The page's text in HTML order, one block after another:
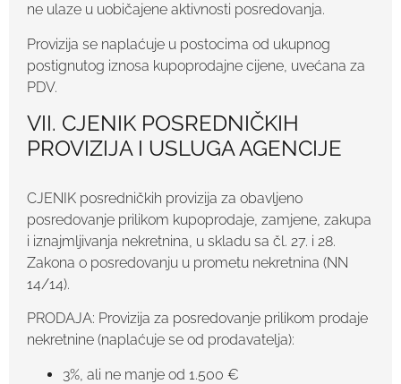
ne ulaze u uobičajene aktivnosti posredovanja.
Provizija se naplaćuje u postocima od ukupnog
postignutog iznosa kupoprodajne cijene, uvećana za
PDV.
VII. CJENIK POSREDNIČKIH
PROVIZIJA I USLUGA AGENCIJE
CJENIK posredničkih provizija za obavljeno
posredovanje prilikom kupoprodaje, zamjene, zakupa
i iznajmljivanja nekretnina, u skladu sa čl. 27. i 28.
Zakona o posredovanju u prometu nekretnina (NN
14/14).
PRODAJA: Provizija za posredovanje prilikom prodaje
nekretnine (naplaćuje se od prodavatelja):
3%, ali ne manje od 1.500 €